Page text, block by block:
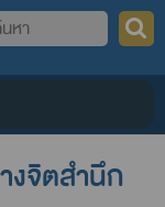
า
งจิตสำนึก